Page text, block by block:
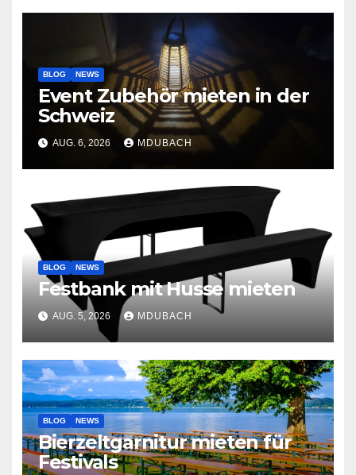
BLOG NEWS
Event Zubehör mieten in der
Schweiz
AUG. 6, 2026 MDUBACH
BLOG NEWS
Festbank mit Husse mieten
AUG. 5, 2026 MDUBACH
BLOG NEWS
Bierzeltgarnitur mieten für
Festivals